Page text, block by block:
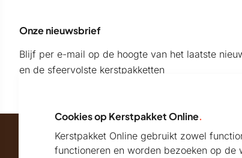
Onze nieuwsbrief
Blijf per e-mail op de hoogte van het laatste
en de sfeervolste kerstpakketten
Maatschappelijk partner van
Cookies op Kerstpakket Online.
Kerstpakket Online gebruikt zowel
functioneren en worden bezoeken op de